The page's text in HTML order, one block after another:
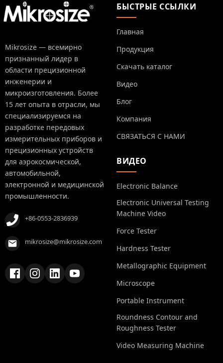
Mikrosize — всемирно
признанный лидер в
области прецизионной
инженерии и
микроизготовления. Более
15 лет опыта в отрасли, мы
специализируемся на
разработке передовых
измерительных приборов и
прецизионных устройств
для аэрокосмической,
автомобильной,
электронной и медицинской
промышленности.
+86-0553-2836939
mikrosize@mikrosize.com
БЫСТРЫЕ ССЫЛКИ
Главная
Продукция
Скачать каталог
Видео
Блог
Компания
СВЯЗАТЬСЯ С НАМИ
ВИДЕО
Electronic Balance
Electronic Universal Testing
Machine Video
Force Tester
Hardness Tester
Metallographic Equipment
Microscope
Portable Instrument
Roundness Contour and
Roughness Tester
Video Measuring Machine